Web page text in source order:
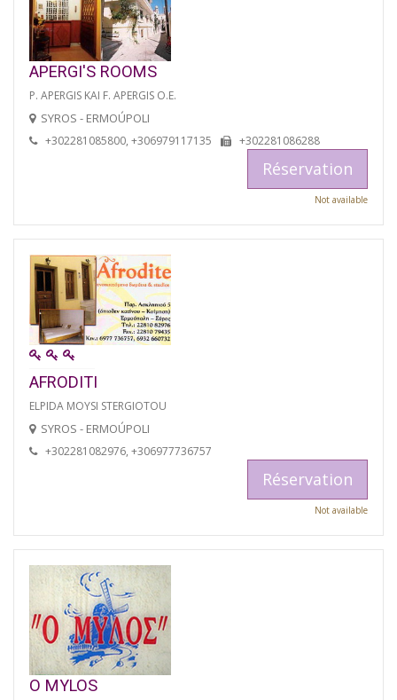
APERGI'S ROOMS
P. APERGIS KAI F. APERGIS O.E.
SYROS - ERMOÚPOLI
+302281085800, +306979117135 +302281086288
Réservation
Not available
AFRODITI
ELPIDA MOYSI STERGIOTOU
SYROS - ERMOÚPOLI
+302281082976, +306977736757
Réservation
Not available
O MYLOS